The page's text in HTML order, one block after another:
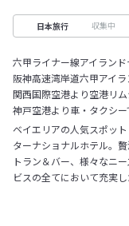
日本旅行 収集中
六甲ライナー線アイラン
阪神高速湾岸道六甲アイ
関西国際空港より空港リ
神戸空港より車・タクシ
ベイエリアの人気スポッ
ターナショナルホテル。
トラン＆バー、様々なニ
ビスの全てにおいて充実